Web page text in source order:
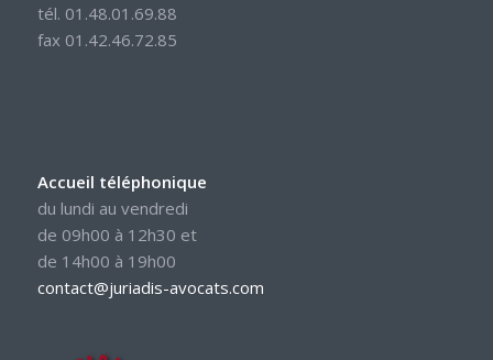
tél. 01.48.01.69.88
fax 01.42.46.72.85
Accueil téléphonique
du lundi au vendredi
de 09h00 à 12h30 et
de 14h00 à 19h00
contact@juriadis-avocats.com